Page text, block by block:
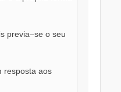
previa–se o seu
resposta aos